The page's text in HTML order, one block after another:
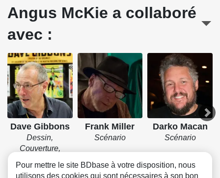
Angus McKie a collaboré
avec :
Dave Gibbons
Dessin,
Couverture,
Frank Miller
Scénario
Darko Macan
Scénario
Pour mettre le site BDbase à votre disposition, nous
utilisons des cookies qui sont nécessaires à son bon